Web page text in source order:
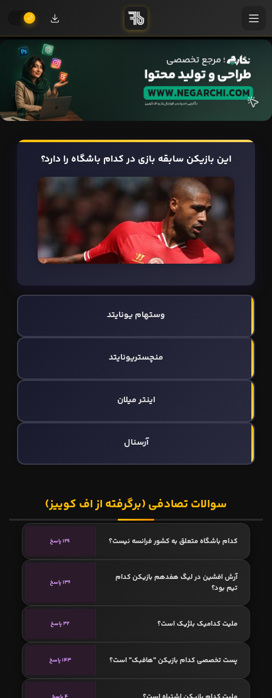
این بازیکن سابقه بازی در کدام باشگاه را دارد؟
وستهام یونایتد
منچستریونایتد
اینتر میلان
آرسنال
سوالات تصادفی (برگرفته از اف کوییز)
کدام باشگاه متعلق به کشور فرانسه نیست؟ 129 پاسخ
آرش افشین در لیگ هفدهم بازیکن کدام
تیم بود؟
136 پاسخ
ملیت کدامیک بلژیک است؟ 32 پاسخ
پست تخصصی کدام بازیکن "هافبک" است؟ 143 پاسخ